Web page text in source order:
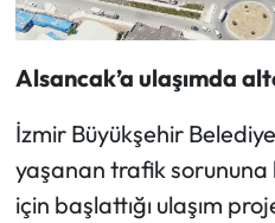
Alsancak’a ulaşımda
İzmir Büyükşehir
yaşanan trafik sorununa
için başlattığı ulaşım